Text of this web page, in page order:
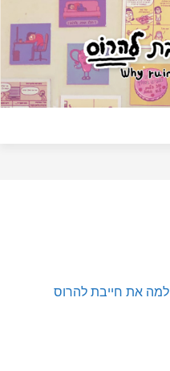
למה את חייבת להרוס